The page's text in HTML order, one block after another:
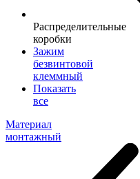
Распределительные
коробки
Зажим
безвинтовой
клеммный
Показать
все
Материал
монтажный